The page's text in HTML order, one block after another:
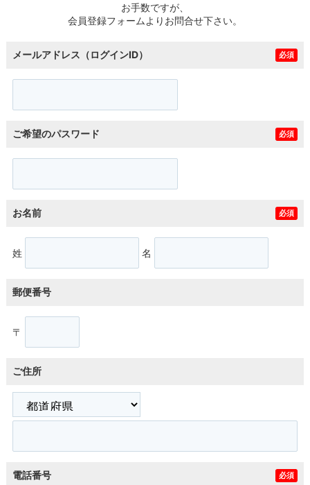
お手数ですが、
会員登録フォームよりお問合せ下さい。
メールアドレス（ログインID） 必須
ご希望のパスワード 必須
お名前 必須
姓 名
郵便番号
〒
ご住所
電話番号 必須